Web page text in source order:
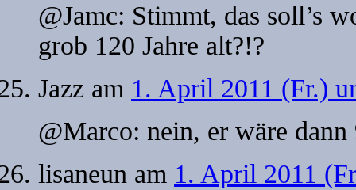
@Jamc: Stimmt, das soll’s
grob 120 Jahre alt?!?
Jazz am 1. April 2011 (Fr.)
@Marco: nein, er wäre
lisaneun am 1. April 2011